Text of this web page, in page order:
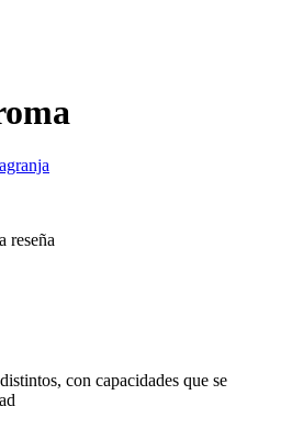
reseña
con capacidades que se